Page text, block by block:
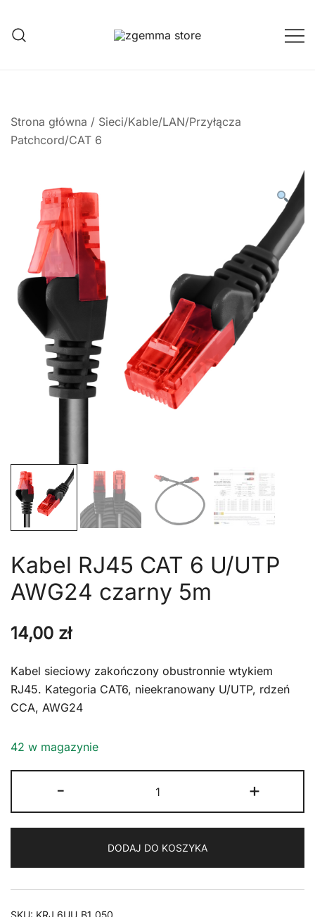
treści
Strona główna / Sieci/Kable/LAN/Przyłącza
Patchcord/CAT 6
Kabel RJ45 CAT 6 U/UTP
AWG24 czarny 5m
14,00 zł
Kabel sieciowy zakończony obustronnie wtykiem
RJ45. Kategoria CAT6, nieekranowany U/UTP, rdzeń
CCA, AWG24
42 w magazynie
-
Kabel
RJ45
6
U/UTP
AWG24
+
DODAJ DO KOSZYKA
SKU: KRJ_6UU_B1_050